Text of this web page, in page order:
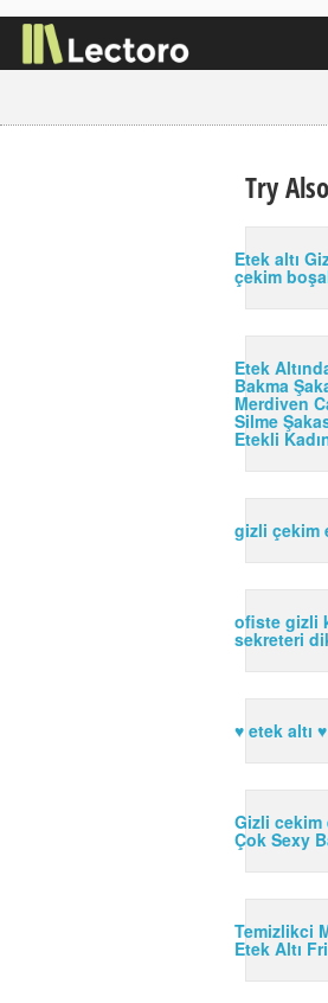
Try Also
Etek altı
çekim
Etek
Bakma
Merdiven
Silme
Etekli
gizli çekim
ofiste gizli
sekreteri
♥ etek altı ♥
Gizli cekim
Çok Sexy
Temizlikci
Etek Altı